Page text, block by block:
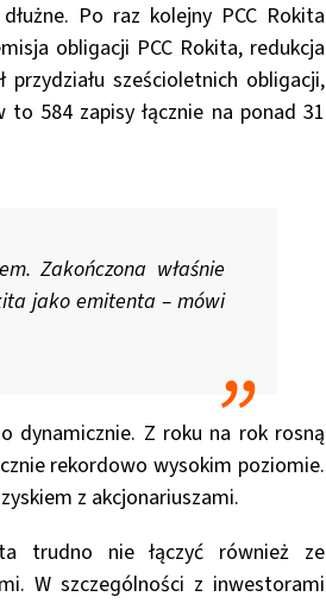
Po raz kolejny PCC Rokita
obligacji PCC Rokita, redukcja
sześcioletnich obligacji,
584 zapisy łącznie na ponad 31
Zakończona właśnie
jako emitenta – mówi
dynamicznie. Z roku na rok rosną
rekordowo wysokim poziomie.
z akcjonariuszami.
trudno nie łączyć również ze
W szczególności z inwestorami